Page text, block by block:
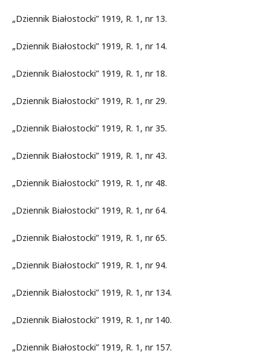
„Dziennik Białostocki” 1919, R. 1, nr 13.
„Dziennik Białostocki” 1919, R. 1, nr 14.
„Dziennik Białostocki” 1919, R. 1, nr 18.
„Dziennik Białostocki” 1919, R. 1, nr 29.
„Dziennik Białostocki” 1919, R. 1, nr 35.
„Dziennik Białostocki” 1919, R. 1, nr 43.
„Dziennik Białostocki” 1919, R. 1, nr 48.
„Dziennik Białostocki” 1919, R. 1, nr 64.
„Dziennik Białostocki” 1919, R. 1, nr 65.
„Dziennik Białostocki” 1919, R. 1, nr 94.
„Dziennik Białostocki” 1919, R. 1, nr 134.
„Dziennik Białostocki” 1919, R. 1, nr 140.
„Dziennik Białostocki” 1919, R. 1, nr 157.